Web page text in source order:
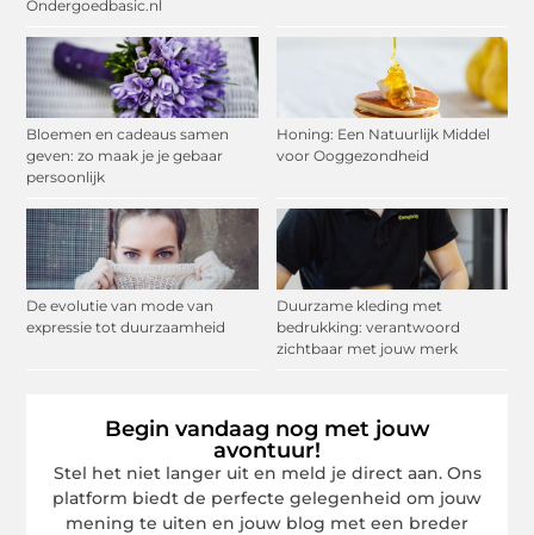
Ondergoedbasic.nl
Bloemen en cadeaus samen
geven: zo maak je je gebaar
persoonlijk
Honing: Een Natuurlijk Middel
voor Ooggezondheid
De evolutie van mode van
expressie tot duurzaamheid
Duurzame kleding met
bedrukking: verantwoord
zichtbaar met jouw merk
Begin vandaag nog met jouw
avontuur!
Stel het niet langer uit en meld je direct aan. Ons
platform biedt de perfecte gelegenheid om jouw
mening te uiten en jouw blog met een breder